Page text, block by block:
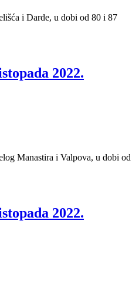
i Darde, u dobi od 80 i 87
2022.
Manastira i Valpova, u dobi od
2022.